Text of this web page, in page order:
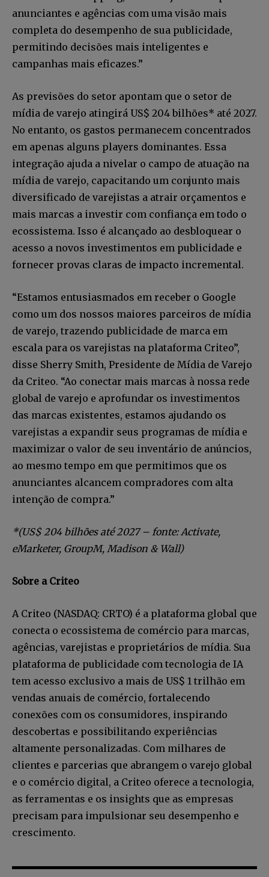
Faça parte da Comunidade
Retail Media News assinando
nossa newsletter.
Seja um assinante e desfrute de leitura ilimitada de artigos e
tenha acesso a conteúdos exclusivos.
INSCREVA-SE
Li e aceito a
anunciantes e agências com uma visão mais
completa do desempenho de sua publicidade,
permitindo decisões mais inteligentes e
campanhas mais eficazes.”
As previsões do setor apontam que o setor de
mídia de varejo atingirá US$ 204 bilhões* até 2027.
No entanto, os gastos permanecem concentrados
em apenas alguns players dominantes. Essa
integração ajuda a nivelar o campo de atuação na
mídia de varejo, capacitando um conjunto mais
diversificado de varejistas a atrair orçamentos e
mais marcas a investir com confiança em todo o
ecossistema. Isso é alcançado ao desbloquear o
acesso a novos investimentos em publicidade e
fornecer provas claras de impacto incremental.
“Estamos entusiasmados em receber o Google
como um dos nossos maiores parceiros de mídia
de varejo, trazendo publicidade de marca em
escala para os varejistas na plataforma Criteo”,
disse Sherry Smith, Presidente de Mídia de Varejo
da Criteo. “Ao conectar mais marcas à nossa rede
global de varejo e aprofundar os investimentos
das marcas existentes, estamos ajudando os
varejistas a expandir seus programas de mídia e
maximizar o valor de seu inventário de anúncios,
ao mesmo tempo em que permitimos que os
anunciantes alcancem compradores com alta
intenção de compra.”
*(US$ 204 bilhões até 2027 – fonte: Activate,
eMarketer, GroupM, Madison & Wall)
Sobre a Criteo
A Criteo (NASDAQ: CRTO) é a plataforma global que
conecta o ecossistema de comércio para marcas,
agências, varejistas e proprietários de mídia. Sua
plataforma de publicidade com tecnologia de IA
tem acesso exclusivo a mais de US$ 1 trilhão em
vendas anuais de comércio, fortalecendo
conexões com os consumidores, inspirando
descobertas e possibilitando experiências
altamente personalizadas. Com milhares de
clientes e parcerias que abrangem o varejo global
e o comércio digital, a Criteo oferece a tecnologia,
as ferramentas e os insights que as empresas
precisam para impulsionar seu desempenho e
crescimento.